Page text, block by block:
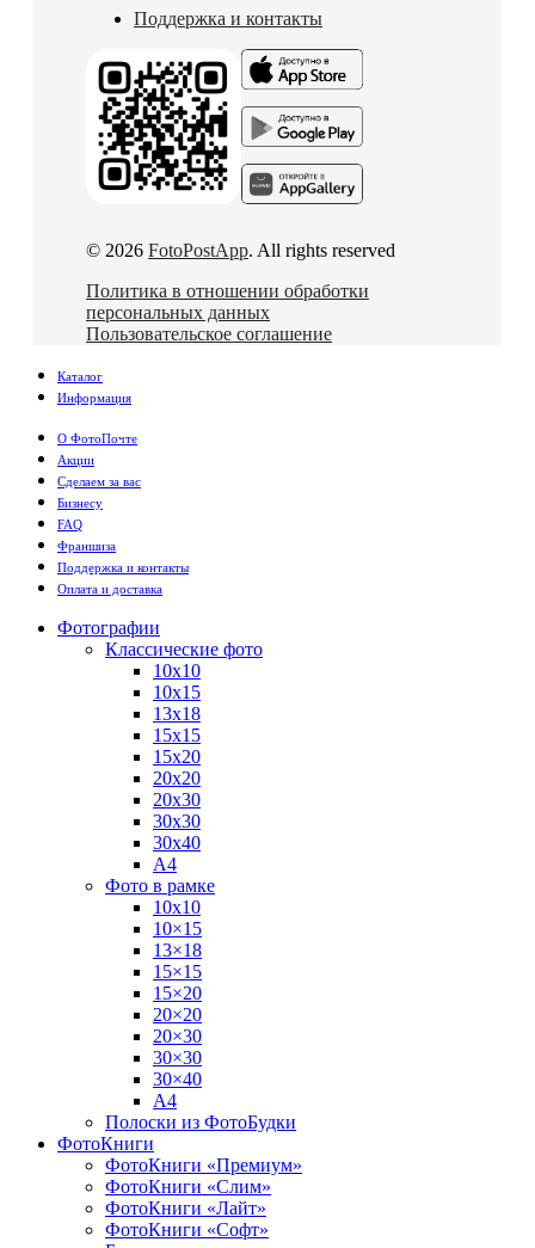
Поддержка и контакты
© 2026 FotoPostApp. All rights reserved
Политика в отношении обработки
персональных данных
Пользовательское соглашение
Каталог
Информация
О ФотоПочте
Акции
Сделаем за вас
Бизнесу
FAQ
Франшиза
Поддержка и контакты
Оплата и доставка
Фотографии
Классические фото
10х10
10х15
13х18
15х15
15х20
20х20
20х30
30х30
30х40
А4
Фото в рамке
10х10
10×15
13×18
15×15
15×20
20×20
20×30
30×30
30×40
A4
Полоски из ФотоБудки
ФотоКниги
ФотоКниги «Премиум»
ФотоКниги «Слим»
ФотоКниги «Лайт»
ФотоКниги «Софт»